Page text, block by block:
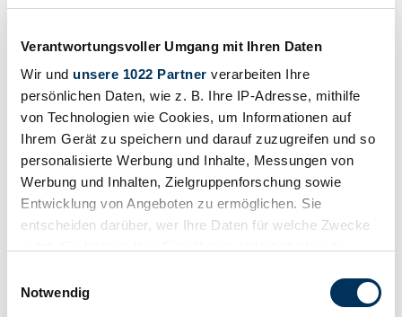
Verantwortungsvoller Umgang mit Ihren Daten
Wir und unsere 1022 Partner verarbeiten Ihre
persönlichen Daten, wie z. B. Ihre IP-Adresse, mithilfe
von Technologien wie Cookies, um Informationen auf
Ihrem Gerät zu speichern und darauf zuzugreifen und so
personalisierte Werbung und Inhalte, Messungen von
Werbung und Inhalten, Zielgruppenforschung sowie
Entwicklung von Angeboten zu ermöglichen. Sie
entscheiden darüber, wer Ihre Daten für welche Zwecke
Trigger Symbol ändern oder widerrufen
Notwendig
Privat